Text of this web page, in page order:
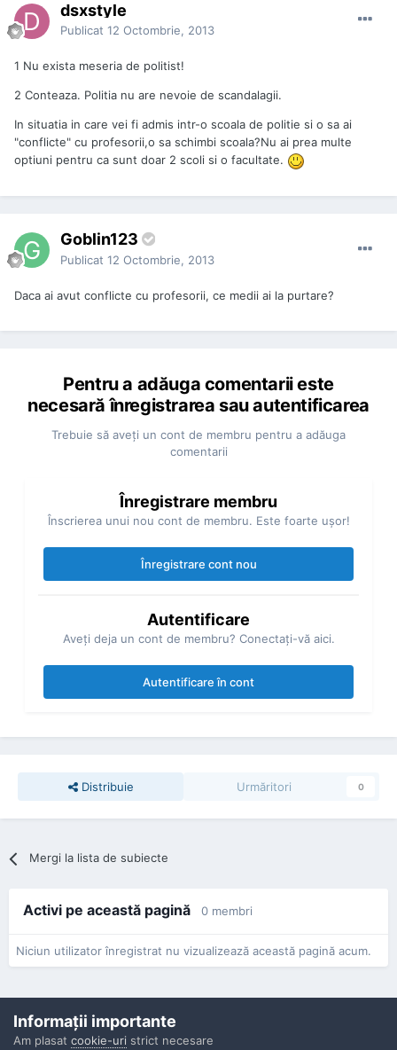
dsxstyle
Publicat 12 Octombrie, 2013
1 Nu exista meseria de politist!
2 Conteaza. Politia nu are nevoie de scandalagii.
In situatia in care vei fi admis intr-o scoala de politie si o sa ai
"conflicte" cu profesorii,o sa schimbi scoala?Nu ai prea multe
optiuni pentru ca sunt doar 2 scoli si o facultate.
Goblin123
Publicat 12 Octombrie, 2013
Daca ai avut conflicte cu profesorii, ce medii ai la purtare?
Pentru a adăuga comentarii este
necesară înregistrarea sau autentificarea
Trebuie să aveţi un cont de membru pentru a adăuga
comentarii
Înregistrare membru
Înscrierea unui nou cont de membru. Este foarte uşor!
Înregistrare cont nou
Autentificare
Aveţi deja un cont de membru? Conectaţi-vă aici.
Autentificare în cont
Distribuie Urmăritori 0
Mergi la lista de subiecte
Activi pe această pagină 0 membri
Niciun utilizator înregistrat nu vizualizează această pagină acum.
Informaţii importante
Am plasat cookie-uri strict necesare